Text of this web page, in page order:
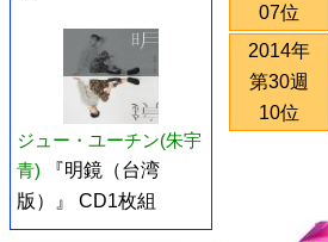
ジュー・ユーチン(朱宇
青)
『明鏡（台湾
版）』 CD1枚組
07位
2014年
第30週
10位